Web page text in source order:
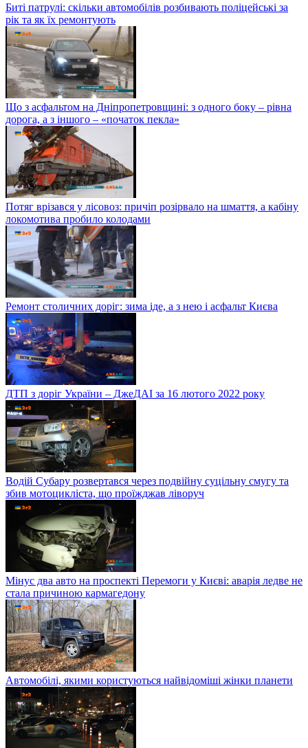
Биті патрулі: скільки автомобілів розбивають поліцейські за
рік та як їх ремонтують
Що з асфальтом на Дніпропетровщині: з одного боку – рівна
дорога, а з іншого – «початок пекла»
Потяг врізався у лісовоз: причіп розірвало на шмаття, а кабіну
локомотива пробило колодами
Ремонт столичних доріг: зима іде, а з нею і асфальт Києва
ДТП з доріг України – ДжеДАІ за 16 лютого 2022 року
Водій Субару розвертався через подвійну суцільну смугу та
збив мотоцикліста, що проїжджав ліворуч
Мінус два авто на проспекті Перемоги у Києві: аварія ледве не
стала причиною кармагедону
Автомобілі, якими користуються найвідоміші жінки планети